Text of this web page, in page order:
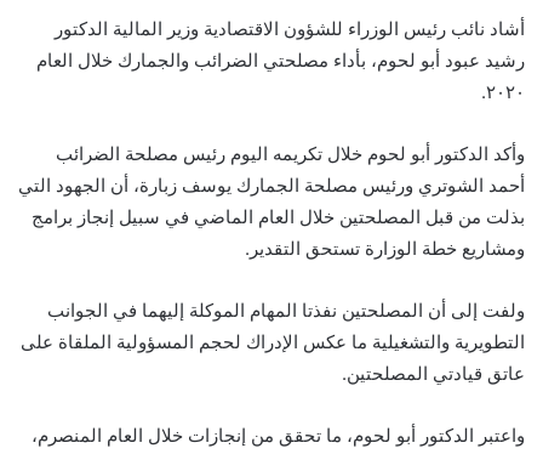
أشاد نائب رئيس الوزراء للشؤون الاقتصادية وزير المالية الدكتور
رشيد عبود أبو لحوم، بأداء مصلحتي الضرائب والجمارك خلال العام
٢٠٢٠.
وأكد الدكتور أبو لحوم خلال تكريمه اليوم رئيس مصلحة الضرائب
أحمد الشوتري ورئيس مصلحة الجمارك يوسف زبارة، أن الجهود التي
بذلت من قبل المصلحتين خلال العام الماضي في سبيل إنجاز برامج
ومشاريع خطة الوزارة تستحق التقدير.
ولفت إلى أن المصلحتين نفذتا المهام الموكلة إليهما في الجوانب
التطويرية والتشغيلية ما عكس الإدراك لحجم المسؤولية الملقاة على
عاتق قيادتي المصلحتين.
واعتبر الدكتور أبو لحوم، ما تحقق من إنجازات خلال العام المنصرم،